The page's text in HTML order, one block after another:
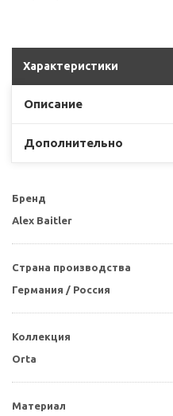
Характеристики
Описание
Дополнительно
Бренд
Alex Baitler
Страна производства
Германия / Россия
Коллекция
Orta
Материал